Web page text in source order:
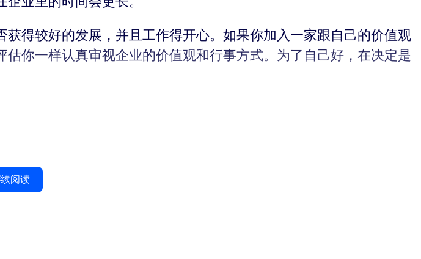
得较好的发展，并且工作得开心。如果你加入一家跟自己的价值观
你一样认真审视企业的价值观和行事方式。为了自己好，在决定是
阅读